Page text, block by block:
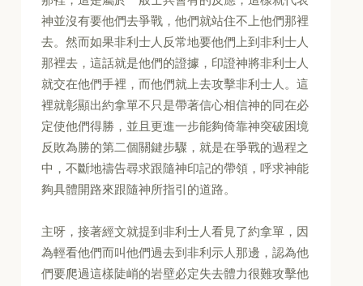
神並沒有要他們去爭戰，他們就站住不上他們那裡
去。然而如果非利士人反常地要他們上到非利士人
那裡去，這話就是他們的證據，印證神將非利士人
就交在他們手裡，而他們就上去攻擊非利士人。這
裡就彰顯出約拿單不只是帶著信心相信神的同在必
定使他們得勝，並且更進一步能夠倚靠神突破困境
反敗為勝的第二個關鍵步驟，就是在爭戰的過程之
中，不斷地禱告尋求跟隨神印記的帶領，呼求神能
夠具體開路來跟隨神所指引的道路。
主呀，接著經文就提到非利士人看見了約拿單，因
為輕看他們而叫他們過去到非利示人那邊，認為他
們要爬過這樣陡峭的岩壁必定失去體力很難攻擊他